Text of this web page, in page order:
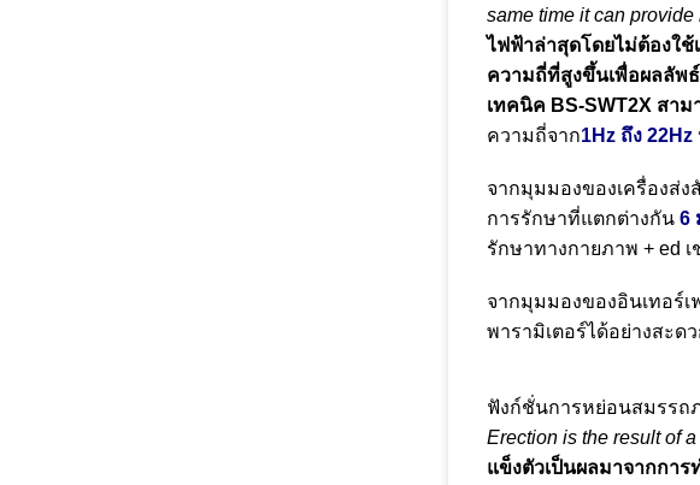
same time it can
ไฟฟ้าล่าสุดโดยไม่ต้องใ
ความถี่ที่สูงขึ้นเพื่อผลลัพ
เทคนิค BS-SWT2X สาม
ความถี่จาก1Hz ถึง 22Hz
จากมุมมองของเครื่องส่
การรักษาที่แตกต่างกัน 6
รักษาทางกายภาพ + ed
จากมุมมองของอินเทอร์
พารามิเตอร์ได้อย่างสะด
ฟังก์ชั่นการหย่อนสมรรถ
Erection is the result of
แข็งตัวเป็นผลมาจากกา